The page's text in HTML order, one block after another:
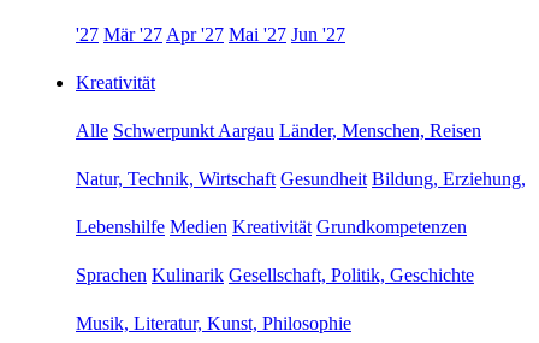
'27 Mär '27 Apr '27 Mai '27 Jun '27
Kreativität
Alle Schwerpunkt Aargau Länder, Menschen, Reisen
Natur, Technik, Wirtschaft Gesundheit Bildung, Erziehung,
Lebenshilfe Medien Kreativität Grundkompetenzen
Sprachen Kulinarik Gesellschaft, Politik, Geschichte
Musik, Literatur, Kunst, Philosophie